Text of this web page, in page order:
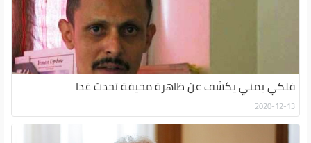
فلكي يمني يكشف عن ظاهرة مخيفة تحدث غدا
2020-12-13